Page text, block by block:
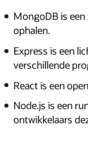
MongoDB is
ophalen.
Express is een
verschillende
React is een
Node.js is een
ontwikkelaars